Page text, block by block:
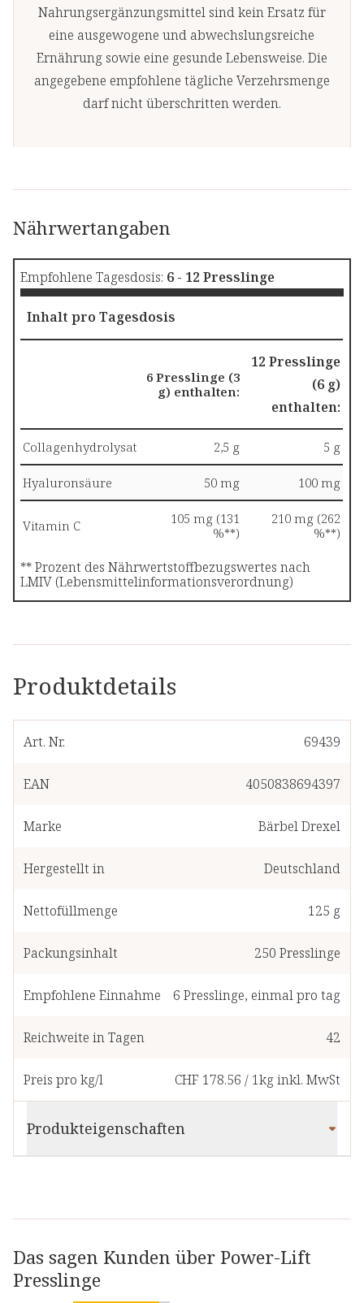
Nahrungsergänzungsmittel sind kein Ersatz für
eine ausgewogene und abwechslungsreiche
Ernährung sowie eine gesunde Lebensweise. Die
angegebene empfohlene tägliche Verzehrsmenge
darf nicht überschritten werden.
Produktdetails
Art. Nr. 69439
EAN 4050838694397
Marke Bärbel Drexel
Hergestellt in Deutschland
Nettofüllmenge 125 g
Packungsinhalt 250 Presslinge
Empfohlene Einnahme 6 Presslinge, einmal pro tag
Reichweite in Tagen 42
Preis pro kg/l CHF 178.56 / 1kginkl. MwSt
Produkteigenschaften
Nährwertangaben
Empfohlene Tagesdosis: 6 - 12 Presslinge
Inhalt pro Tagesdosis
6 Presslinge (3
g) enthalten:
12 Presslinge
(6 g)
enthalten:
Collagenhydrolysat 2,5 g 5 g
Hyaluronsäure 50 mg 100 mg
Vitamin C
105 mg (131
%**)
210 mg (262
%**)
** Prozent des Nährwertstoffbezugswertes nach
LMIV (Lebensmittelinformationsverordnung)
Das sagen Kunden über Power-Lift
Presslinge